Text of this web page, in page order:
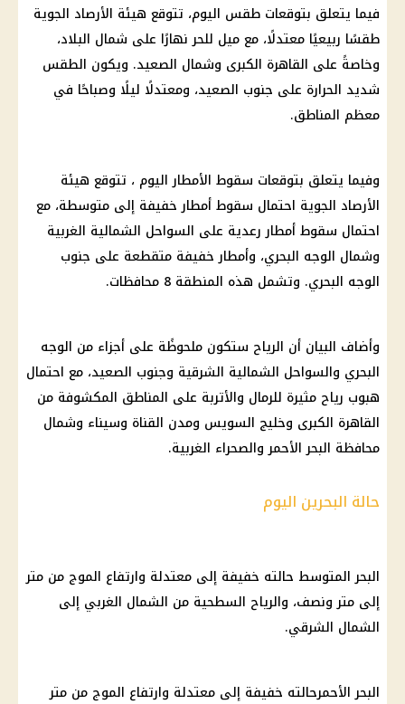
فيما يتعلق بتوقعات طقس اليوم، تتوقع هيئة الأرصاد الجوية
طقسًا ربيعيًا معتدلًا، مع ميل للحر نهارًا على شمال البلاد،
وخاصةً على القاهرة الكبرى وشمال الصعيد. ويكون الطقس
شديد الحرارة على جنوب الصعيد، ومعتدلًا ليلًا وصباحًا في
معظم المناطق.
وفيما يتعلق بتوقعات سقوط الأمطار اليوم ، تتوقع هيئة
الأرصاد الجوية احتمال سقوط أمطار خفيفة إلى متوسطة، مع
احتمال سقوط أمطار رعدية على السواحل الشمالية الغربية
وشمال الوجه البحري، وأمطار خفيفة متقطعة على جنوب
الوجه البحري. وتشمل هذه المنطقة 8 محافظات.
وأضاف البيان أن الرياح ستكون ملحوظًة على أجزاء من الوجه
البحري والسواحل الشمالية الشرقية وجنوب الصعيد، مع احتمال
هبوب رياح مثيرة للرمال والأتربة على المناطق المكشوفة من
القاهرة الكبرى وخليج السويس ومدن القناة وسيناء وشمال
محافظة البحر الأحمر والصحراء الغربية.
حالة البحرين اليوم
البحر المتوسط حالته خفيفة إلى معتدلة وارتفاع الموج من متر
إلى متر ونصف، والرياح السطحية من الشمال الغربي إلى
الشمال الشرقي.
البحر الأحمرحالته خفيفة إلى معتدلة وارتفاع الموج من متر